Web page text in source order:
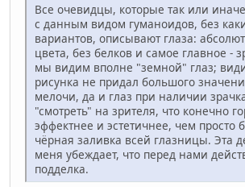
Все очевидцы, которые так или
с данным видом гуманоидов, без
вариантов, описывают глаза:
цвета, без белков и самое главное -
мы видим вполне "земной" глаз;
рисунка не придал большого
мелочи, да и глаз при наличии
"смотреть" на зрителя, что конечно
эффектнее и эстетичнее, чем просто
чёрная заливка всей глазницы. Эта
меня убеждает, что перед нами
подделка.